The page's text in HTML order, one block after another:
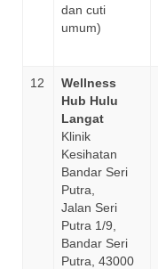
dan cuti
umum)
12
Wellness
Hub Hulu
Langat
Klinik
Kesihatan
Bandar Seri
Putra,
Jalan Seri
Putra 1/9,
Bandar Seri
Putra, 43000